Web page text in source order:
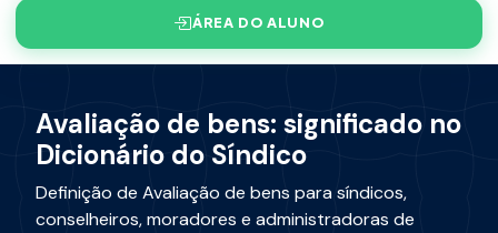
ÁREA DO ALUNO
Avaliação de bens: significado no
Dicionário do Síndico
Definição de Avaliação de bens para síndicos,
conselheiros, moradores e administradoras de